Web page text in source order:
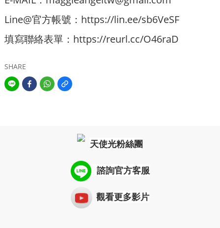
Line@官方帳號： https://lin.ee/sb6VeSF
填寫聯絡表單： https://reurl.cc/O46raD
SHARE
天使光粉絲團
諮詢官方客服
觀看更多影片